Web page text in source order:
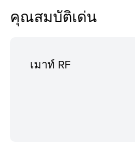
คุณสมบัติเด่น
เมาท์ RF